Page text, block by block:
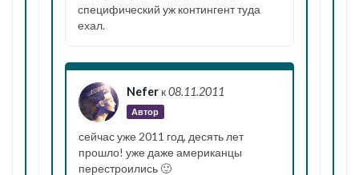
специфический уж контингент туда
ехал.
Nefer к08.11.2011
Автор
сейчас уже 2011 год, десять лет
прошло! уже даже американцы
перестроились 🙂